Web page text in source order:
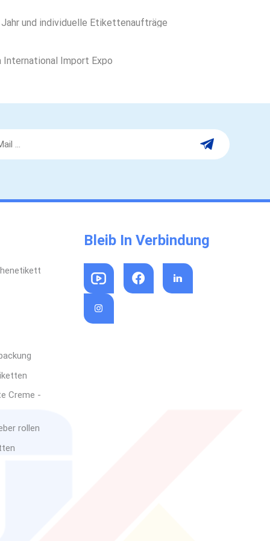
und individuelle Etikettenaufträge
International Import Expo
Creme -
rollen
Bleib In Verbindung